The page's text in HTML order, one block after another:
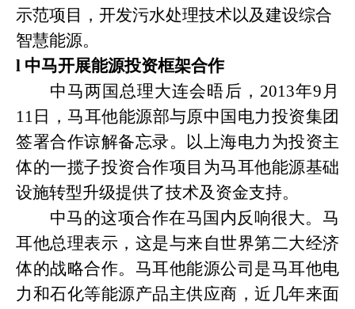
示范项目，开发污水处理技术以及建设综合
智慧能源。
l 中马开展能源投资框架合作
中马两国总理大连会晤后， 2013年9月
11日，马耳他能源部与原中国电力投资集团
签署合作谅解备忘录。以上海电力为投资主
体的一揽子投资合作项目为马耳他能源基础
设施转型升级提供了技术及资金支持。
中马的这项合作在马国内反响很大。马
耳他总理表示，这是与来自世界第二大经济
体的战略合作。马耳他能源公司是马耳他电
力和石化等能源产品主供应商，近几年来面